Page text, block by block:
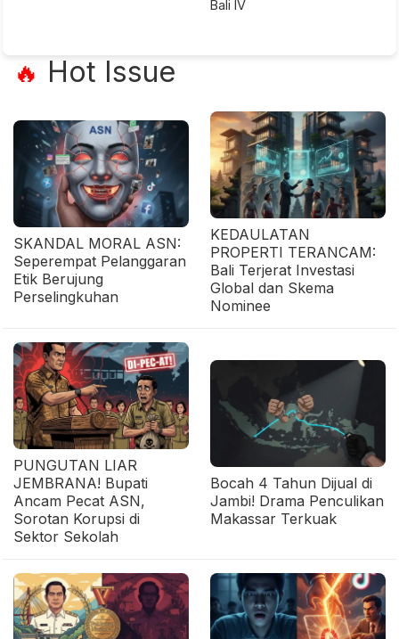
Bali IV
🔥 Hot Issue
SKANDAL MORAL ASN:
Seperempat Pelanggaran
Etik Berujung
Perselingkuhan
KEDAULATAN
PROPERTI TERANCAM:
Bali Terjerat Investasi
Global dan Skema
Nominee
PUNGUTAN LIAR
JEMBRANA! Bupati
Ancam Pecat ASN,
Sorotan Korupsi di
Sektor Sekolah
Bocah 4 Tahun Dijual di
Jambi! Drama Penculikan
Makassar Terkuak